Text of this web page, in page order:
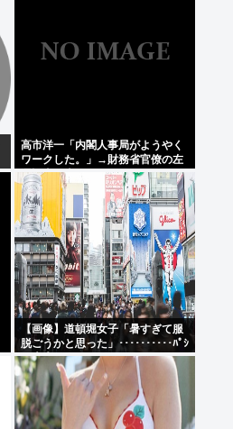
高市洋一「内閣人事局がようやく
ワークした。」→財務省官僚の左
遷記事を喜んでポスト
【画像】道頓堀女子「暑すぎて服
脱ごうかと思った」･･････････ﾊﾟｼ
ｬｯ！！